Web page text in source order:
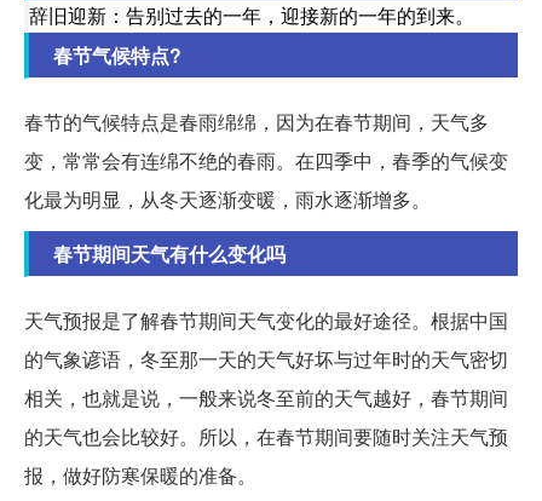
辞旧迎新：告别过去的一年，迎接新的一年的到来。
春节气候特点?
春节的气候特点是春雨绵绵，因为在春节期间，天气多
变，常常会有连绵不绝的春雨。在四季中，春季的气候变
化最为明显，从冬天逐渐变暖，雨水逐渐增多。
春节期间天气有什么变化吗
天气预报是了解春节期间天气变化的最好途径。根据中国
的气象谚语，冬至那一天的天气好坏与过年时的天气密切
相关，也就是说，一般来说冬至前的天气越好，春节期间
的天气也会比较好。所以，在春节期间要随时关注天气预
报，做好防寒保暖的准备。